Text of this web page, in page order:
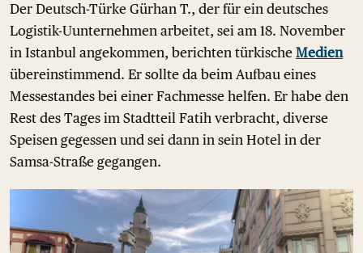
Der Deutsch-Türke Gürhan T., der für ein deutsches
Logistik-Uunternehmen arbeitet, sei am 18. November
in Istanbul angekommen, berichten türkische Medien
übereinstimmend. Er sollte da beim Aufbau eines
Messestandes bei einer Fachmesse helfen. Er habe den
Rest des Tages im Stadtteil Fatih verbracht, diverse
Speisen gegessen und sei dann in sein Hotel in der
Samsa-Straße gegangen.